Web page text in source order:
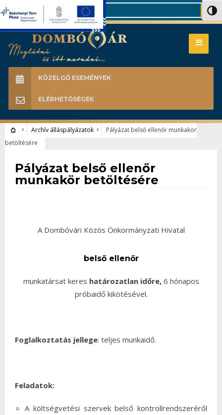
Search
KÖZELGŐ ESEMÉNYEK
ELÉRHETŐSÉGEK
Archív álláspályázatok
Pályázat belső ellenőr munkakör
betöltésére
Pályázat belső ellenőr
munkakör betöltésére
A Dombóvári Közös Önkormányzati Hivatal
belső ellenőr
munkatársat keres határozatlan időre,6 hónapos
próbaidő kikötésével.
Foglalkoztatás jellege: teljes munkaidő.
Feladatok:
A költségvetési szervek belső kontrollrendszeréről